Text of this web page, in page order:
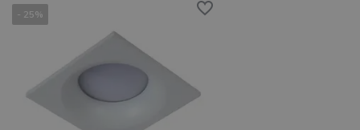
- 25%